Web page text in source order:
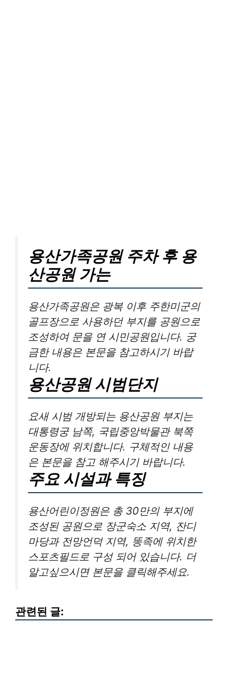
용산가족공원 주차 후 용
산공원 가는
용산가족공원은 광복 이후 주한미군의
골프장으로 사용하던 부지를 공원으로
조성하여 문을 연 시민공원입니다. 궁
금한 내용은 본문을 참고하시기 바랍
니다.
용산공원 시범단지
요새 시범 개방되는 용산공원 부지는
대통령궁 남쪽, 국립중앙박물관 북쪽
운동장에 위치합니다. 구체적인 내용
은 본문을 참고 해주시기 바랍니다.
주요 시설과 특징
용산어린이정원은 총 30만의 부지에
조성된 공원으로 장군숙소 지역, 잔디
마당과 전망언덕 지역, 똥족에 위치한
스포츠필드로 구성 되어 있습니다. 더
알고싶으시면 본문을 클릭해주세요.
관련된 글: